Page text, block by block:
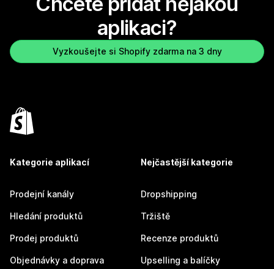
aplikaci?
Vyzkoušejte si Shopify zdarma na 3 dny
Kategorie aplikací
Prodejní kanály
Hledání produktů
Prodej produktů
Objednávky a doprava
Nejčastější kategorie
Dropshipping
Tržiště
Recenze produktů
Upselling a balíčky